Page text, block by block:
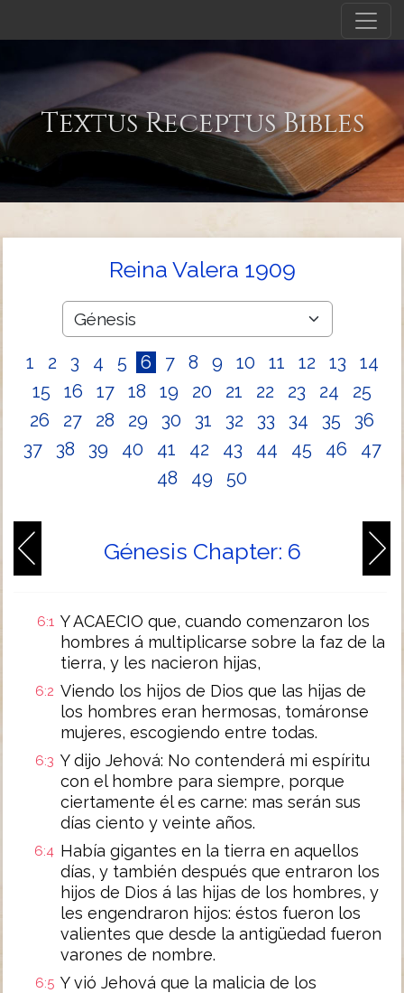
Textus Receptus Bibles
Reina Valera 1909
1 2 3 4 5 6 7 8 9 10 11 12 13
14
15
16 17 18 19 20 21 22 23 24
25
26
27 28 29 30 31 32 33 34 35
36
37
38 39 40 41 42 43 44 45 46
47
48
49 50
Génesis Chapter: 6
6:1 Y ACAECIO que, cuando comenzaron los
hombres á multiplicarse sobre la faz de la
tierra, y les nacieron hijas,
6:2 Viendo los hijos de Dios que las hijas de
los hombres eran hermosas, tomáronse
mujeres, escogiendo entre todas.
6:3 Y dijo Jehová: No contenderá mi espíritu
con el hombre para siempre, porque
ciertamente él es carne: mas serán sus
días ciento y veinte años.
6:4 Había gigantes en la tierra en aquellos
días, y también después que entraron los
hijos de Dios á las hijas de los hombres, y
les engendraron hijos: éstos fueron los
valientes que desde la antigüedad fueron
varones de nombre.
6:5 Y vió Jehová que la malicia de los